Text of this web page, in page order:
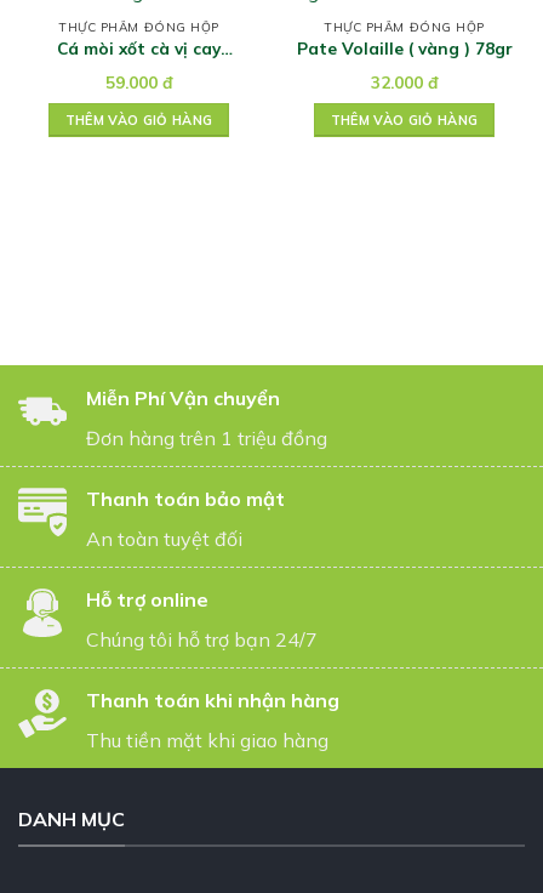
THỰC PHẨM ĐÓNG HỘP
Cá mòi xốt cà vị cay
59.000 đ
THÊM VÀO GIỎ HÀNG
THỰC PHẨM ĐÓNG HỘP
Pate Volaille ( vàng ) 78gr
32.000 đ
THÊM VÀO GIỎ HÀNG
Miễn Phí Vận chuyển
Đơn hàng trên 1 triệu đồng
Thanh toán bảo mật
An toàn tuyệt đối
Hỗ trợ online
Chúng tôi hỗ trợ bạn 24/7
Thanh toán khi nhận hàng
Thu tiền mặt khi giao hàng
DANH MỤC